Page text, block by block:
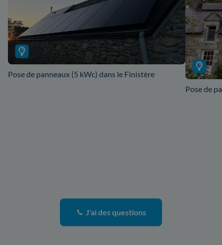
Pose de panneaux (5 kWc) dans le Finistère
Pose de
J'ai des questions